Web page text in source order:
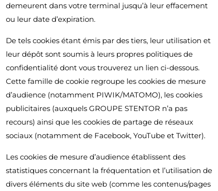
demeurent dans votre terminal jusqu’à leur effacement
ou leur date d’expiration.
De tels cookies étant émis par des tiers, leur utilisation et
leur dépôt sont soumis à leurs propres politiques de
confidentialité dont vous trouverez un lien ci-dessous.
Cette famille de cookie regroupe les cookies de mesure
d’audience (notamment PIWIK/MATOMO), les cookies
publicitaires (auxquels GROUPE STENTOR n’a pas
recours) ainsi que les cookies de partage de réseaux
sociaux (notamment de Facebook, YouTube et Twitter).
Les cookies de mesure d’audience établissent des
statistiques concernant la fréquentation et l’utilisation de
divers éléments du site web (comme les contenus/pages